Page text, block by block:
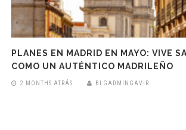
PLANES EN MADRID EN MAYO: VIVE
COMO UN AUTÉNTICO MADRILEÑO
2 MONTHS ATRÁS BLGADMINGAVIR